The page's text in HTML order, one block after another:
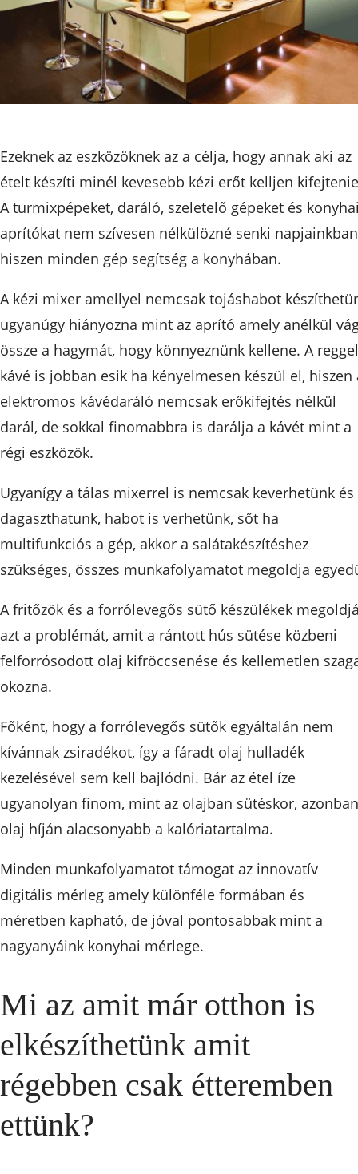
Ezeknek az eszközöknek az a célja, hogy annak aki az
ételt készíti minél kevesebb kézi erőt kelljen
A turmixpépeket, daráló, szeletelő gépeket és
aprítókat nem szívesen nélkülözné senki
hiszen minden gép segítség a konyhában.
A kézi mixer amellyel nemcsak tojáshabot
ugyanúgy hiányozna mint az aprító amely anélkül
össze a hagymát, hogy könnyeznünk kellene. A
kávé is jobban esik ha kényelmesen készül el, hiszen
elektromos kávédaráló nemcsak erőkifejtés nélkül
darál, de sokkal finomabbra is darálja a kávét mint a
régi eszközök.
Ugyanígy a tálas mixerrel is nemcsak keverhetünk és
dagaszthatunk, habot is verhetünk, sőt ha
multifunkciós a gép, akkor a salátakészítéshez
szükséges, összes munkafolyamatot megoldja
A fritőzök és a forrólevegős sütő készülékek
azt a problémát, amit a rántott hús sütése közbeni
felforrósodott olaj kifröccsenése és kellemetlen
okozna.
Főként, hogy a forrólevegős sütők egyáltalán nem
kívánnak zsiradékot, így a fáradt olaj hulladék
kezelésével sem kell bajlódni. Bár az étel íze
ugyanolyan finom, mint az olajban sütéskor, azonban
olaj híján alacsonyabb a kalóriatartalma.
Minden munkafolyamatot támogat az innovatív
digitális mérleg amely különféle formában és
méretben kapható, de jóval pontosabbak mint a
nagyanyáink konyhai mérlege.
Mi az amit már otthon is
elkészíthetünk amit
régebben csak étteremben
ettünk?